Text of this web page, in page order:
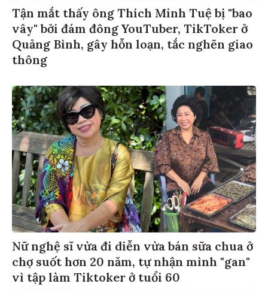
Tận mắt thấy ông Thích Minh Tuệ bị "bao
vây" bởi đám đông YouTuber, TikToker ở
Quảng Bình, gây hỗn loạn, tắc nghẽn giao
thông
Nữ nghệ sĩ vừa đi diễn vừa bán sữa chua ở
chợ suốt hơn 20 năm, tự nhận mình "gan"
vì tập làm Tiktoker ở tuổi 60